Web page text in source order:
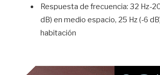
Respuesta de frecuencia: 32 Hz-
dB) en medio espacio, 25 Hz (-6
habitación